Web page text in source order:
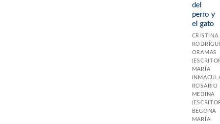
del
perro y
el gato
CRISTINA
ORAMAS
MARÍA
ROSARIO
MEDINA
BEGOÑA
MARÍA